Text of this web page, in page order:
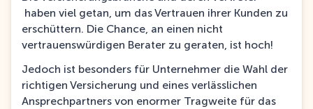
haben viel getan, um das Vertrauen ihrer Kunden zu
erschüttern. Die Chance, an einen nicht
vertrauenswürdigen Berater zu geraten, ist hoch!
Jedoch ist besonders für Unternehmer die Wahl der
richtigen Versicherung und eines verlässlichen
Ansprechpartners von enormer Tragweite für das